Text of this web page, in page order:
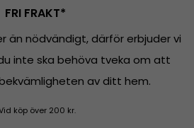
FRI FRAKT*
än nödvändigt, därför erbjuder vi
inte ska behöva tveka om att
av ditt hem.
köp över 200 kr.